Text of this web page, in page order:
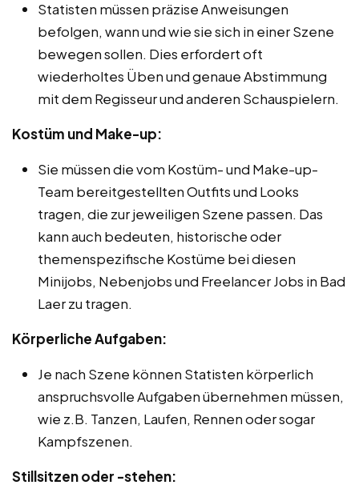
Statisten müssen präzise Anweisungen
befolgen, wann und wie sie sich in einer Szene
bewegen sollen. Dies erfordert oft
wiederholtes Üben und genaue Abstimmung
mit dem Regisseur und anderen Schauspielern.
Kostüm und Make-up:
Sie müssen die vom Kostüm- und Make-up-
Team bereitgestellten Outfits und Looks
tragen, die zur jeweiligen Szene passen. Das
kann auch bedeuten, historische oder
themenspezifische Kostüme bei diesen
Minijobs, Nebenjobs und Freelancer Jobs in Bad
Laer zu tragen.
Körperliche Aufgaben:
Je nach Szene können Statisten körperlich
anspruchsvolle Aufgaben übernehmen müssen,
wie z.B. Tanzen, Laufen, Rennen oder sogar
Kampfszenen.
Stillsitzen oder -stehen: